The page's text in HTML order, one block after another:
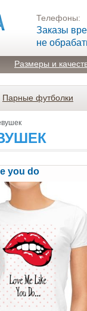
Телефоны:
Заказы
не
Размеры и
Парные футболки
you do